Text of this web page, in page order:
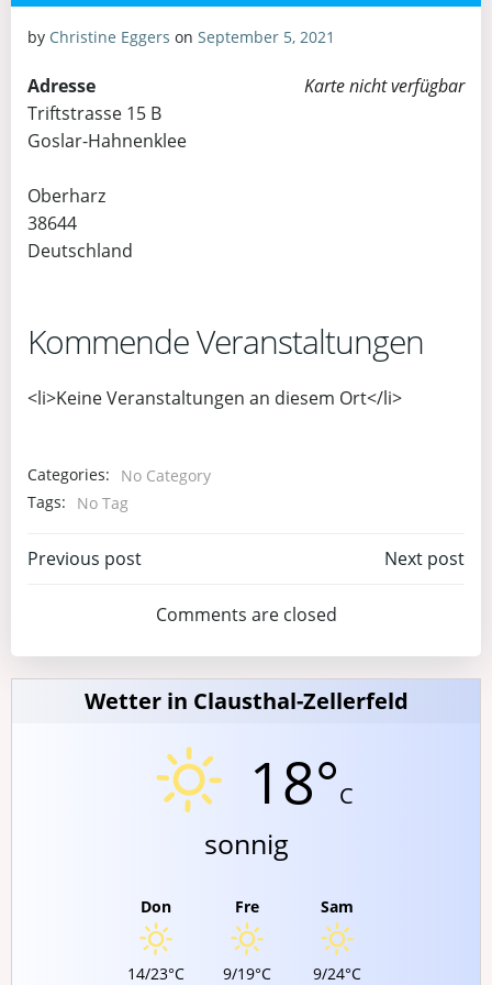
by Christine Eggers on September 5, 2021
Karte nicht verfügbar
Adresse
Triftstrasse 15 B
Goslar-Hahnenklee
Oberharz
38644
Deutschland
Kommende Veranstaltungen
<li>Keine Veranstaltungen an diesem Ort</li>
Categories:
No Category
Tags:
No Tag
Post
navigation
Previous post
navigation
Next post
Comments are closed
Wetter in Clausthal-Zellerfeld
18°C
sonnig
Don
14/23°C
Fre
9/19°C
Sam
9/24°C